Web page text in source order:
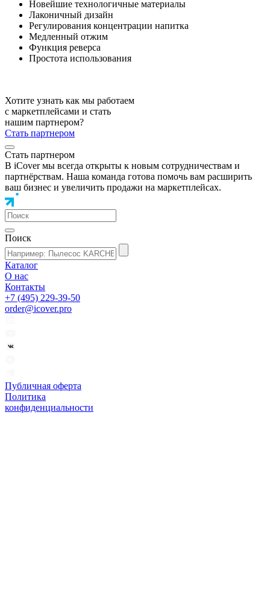
Новейшие технологичные материалы
Лаконичный дизайн
Регулирования концентрации напитка
Медленный отжим
Функция реверса
Простота использования
Хотите узнать как мы работаем
с маркетплейсами и стать
нашим партнером?
Стать партнером
Стать партнером
В iCover мы всегда открыты к новым сотрудничествам и
партнёрствам. Наша команда готова помочь вам расширить
ваш бизнес и увеличить продажи на маркетплейсах.
Поиск
Каталог
О нас
Контакты
+7 (495) 229-39-50
order@icover.pro
Публичная оферта
Политика
конфиденциальности